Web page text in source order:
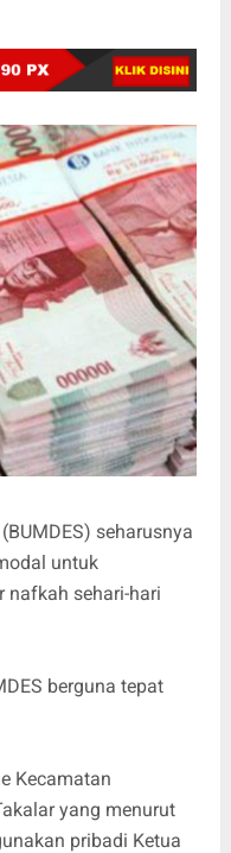
seharusnya
untuk
nafkah sehari-hari
berguna tepat
Kecamatan
yang menurut
pribadi Ketua